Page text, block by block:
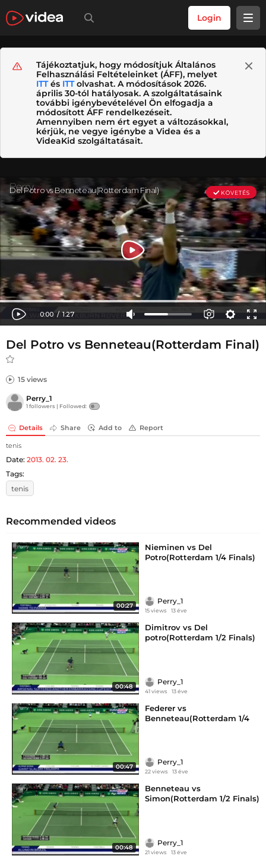
Login
Tájékoztatjuk, hogy módosítjuk Általános
Felhasználási Feltételeinket (ÁFF), melyet
ITTés ITTolvashat. A módosítások 2026.
április 30-tól hatályosak. A szolgáltatásaink
további igénybevételével Ön elfogadja a
módosított ÁFF rendelkezéseit.
Amennyiben nem ért egyet a változásokkal,
kérjük, ne vegye igénybe a Videa és a
VideaKid szolgáltatásait.
Del Potro vs Benneteau(Rotterdam Final)
15 views
Perry_1
1 followers | Followed:
Details Share Add to Report
tenis
Date: 2013. 02. 23.
Tags:
tenis
Recommended videos
00:27
Nieminen vs Del
Potro(Rotterdam 1/4 Finals)
Perry_1
15 views 13 éve
00:48
Dimitrov vs Del
potro(Rotterdam 1/2 Finals)
Perry_1
41 views 13 éve
00:47
Federer vs
Benneteau(Rotterdam 1/4
Perry_1
22 views 13 éve
00:48
Benneteau vs
Simon(Rotterdam 1/2 Finals)
Perry_1
21 views 13 éve